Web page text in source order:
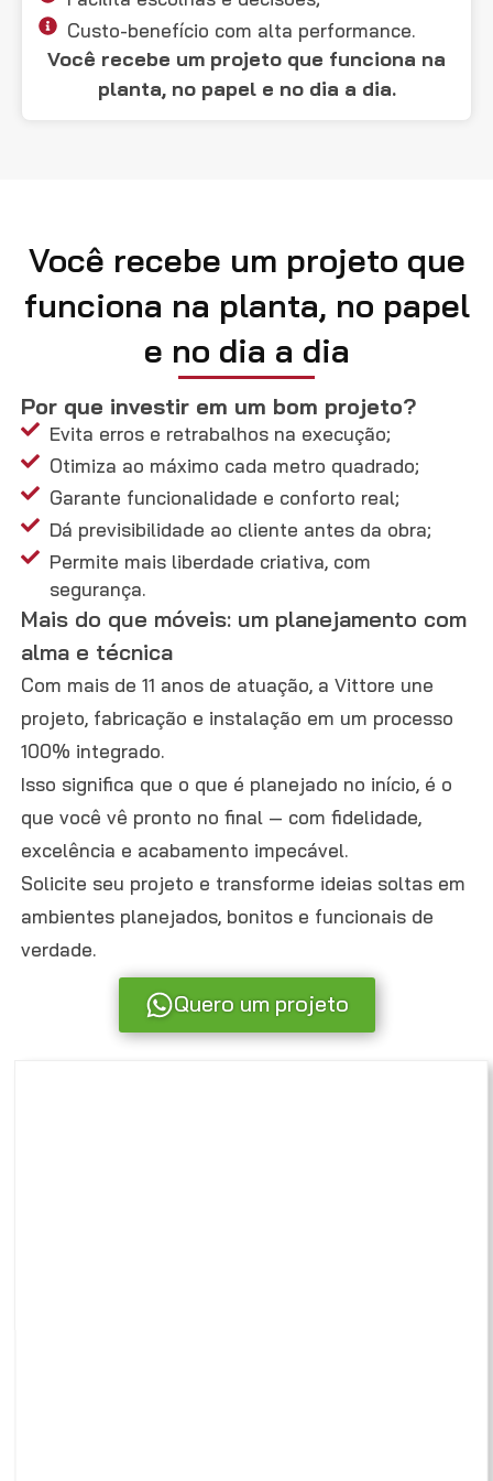
Custo-benefício com alta performance.
Você recebe um projeto que funciona na
planta, no papel e no dia a dia.
Você recebe um projeto que
funciona na planta, no papel
e no dia a dia
Por que investir em um bom projeto?
Evita erros e retrabalhos na execução;
Otimiza ao máximo cada metro quadrado;
Garante funcionalidade e conforto real;
Dá previsibilidade ao cliente antes da obra;
Permite mais liberdade criativa, com
segurança.
Mais do que móveis: um planejamento com
alma e técnica
Com mais de 11 anos de atuação, a Vittore une
projeto, fabricação e instalação em um processo
100% integrado.
Isso significa que o que é planejado no início, é o
que você vê pronto no final — com fidelidade,
excelência e acabamento impecável.
Solicite seu projeto e transforme ideias soltas em
ambientes planejados, bonitos e funcionais de
verdade.
Quero um projeto